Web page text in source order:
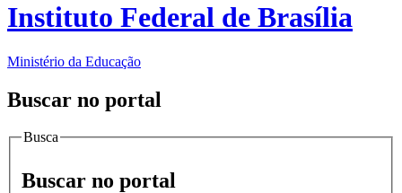
Instituto Federal de Brasília
Ministério da Educação
Buscar no portal
Busca
Buscar no portal